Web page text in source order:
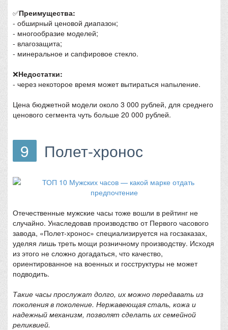
✅Преимущества:
- обширный ценовой диапазон;
- многообразие моделей;
- влагозащита;
- минеральное и сапфировое стекло.
❌Недостатки:
- через некоторое время может вытираться напыление.
Цена бюджетной модели около 3 000 рублей, для среднего
ценового сегмента чуть больше 20 000 рублей.
9 Полет-хронос
Отечественные мужские часы тоже вошли в рейтинг не
случайно. Унаследовав производство от Первого часового
завода, «Полет-хронос» специализируется на госзаказах,
уделяя лишь треть мощи розничному производству. Исходя
из этого не сложно догадаться, что качество,
ориентированное на военных и госструктуры не может
подводить.
Такие часы прослужат долго, их можно передавать из
поколения в поколение. Нержавеющая сталь, кожа и
надежный механизм, позволят сделать их семейной
реликвией.